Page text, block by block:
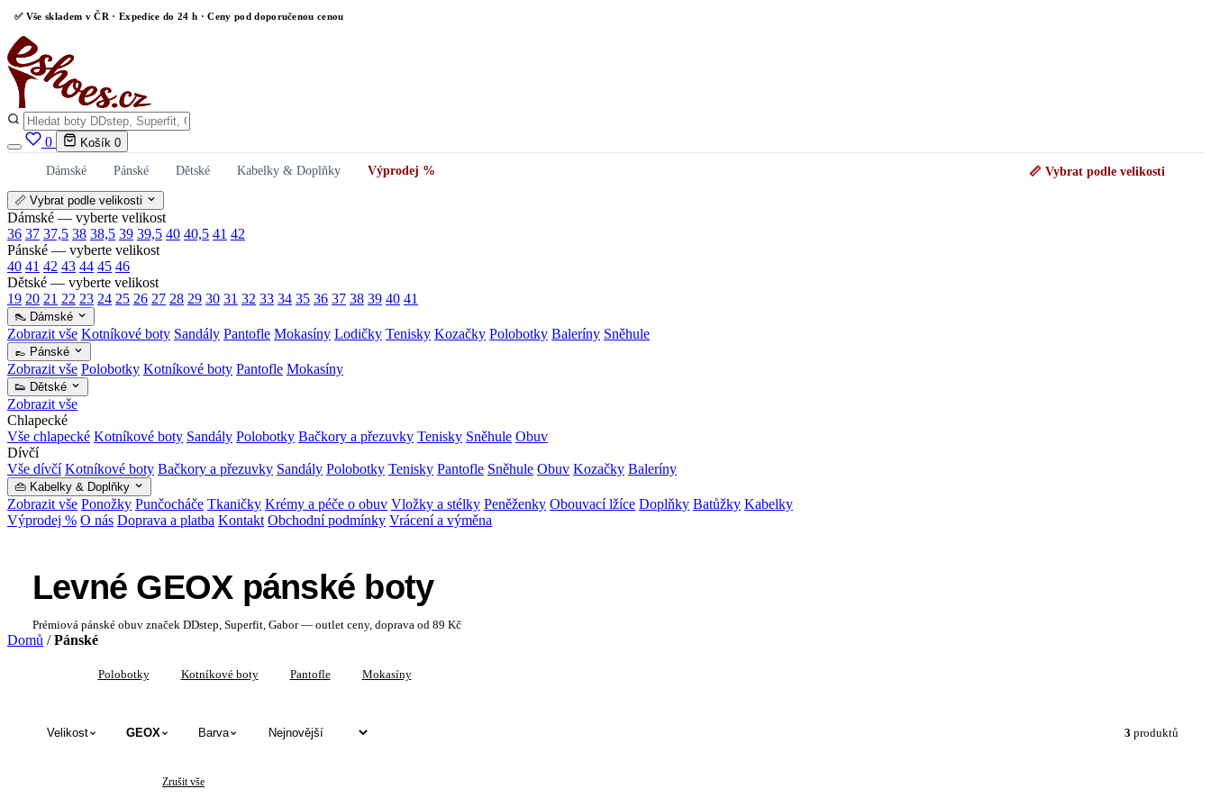
✅ Vše skladem v ČR · Expedice do 24 h · Ceny pod doporučenou cenou
0 Košík 0
Dámské Pánské Dětské Kabelky & Doplňky Výprodej % 📏 Vybrat podle velikosti
📏 Vybrat podle velikosti
Dámské — vyberte velikost
36 37 37,5 38 38,5 39 39,5 40 40,5 41 42
Pánské — vyberte velikost
40 41 42 43 44 45 46
Dětské — vyberte velikost
19 20 21 22 23 24 25 26 27 28 29 30 31 32 33 34 35 36 37 38 39 40 41
👠 Dámské
Zobrazit vše Kotníkové boty Sandály Pantofle Mokasíny Lodičky Tenisky Kozačky Polobotky Baleríny Sněhule
👞 Pánské
Zobrazit vše Polobotky Kotníkové boty Pantofle Mokasíny
👟 Dětské
Zobrazit vše
Chlapecké
Vše chlapecké Kotníkové boty Sandály Polobotky Bačkory a přezuvky Tenisky Sněhule Obuv
Dívčí
Vše dívčí Kotníkové boty Bačkory a přezuvky Sandály Polobotky Tenisky Pantofle Sněhule Obuv Kozačky Baleríny
👜 Kabelky & Doplňky
Zobrazit vše Ponožky Punčocháče Tkaničky Krémy a péče o obuv Vložky a stélky Peněženky Obouvací lžíce Doplňky Batůžky Kabelky
Výprodej % O nás Doprava a platba Kontakt Obchodní podmínky Vrácení a výměna
Levné GEOX pánské boty
Prémiová pánské obuv značek DDstep, Superfit, Gabor — outlet ceny, doprava od 89 Kč
Domů / Pánské
Polobotky Kotníkové boty Pantofle Mokasíny
Velikost GEOX Barva 3 produktů
Zrušit vše